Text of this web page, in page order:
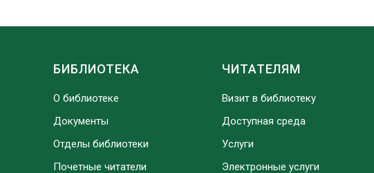
БИБЛИОТЕКА
О библиотеке
Документы
Отделы библиотеки
Почетные читатели
ЧИТАТЕЛЯМ
Визит в библиотеку
Доступная среда
Услуги
Электронные услуги